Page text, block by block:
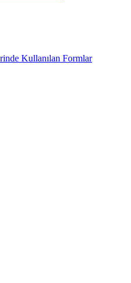
Kullanılan Formlar